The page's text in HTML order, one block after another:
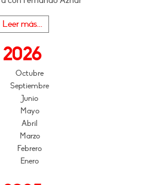
Leer más...
2026
Octubre
Septiembre
Junio
Mayo
Abril
Marzo
Febrero
Enero